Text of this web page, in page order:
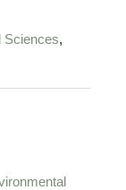
Sciences,